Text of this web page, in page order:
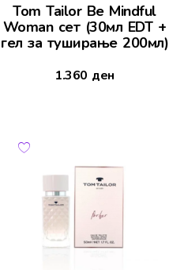
Tom Tailor Be Mindful
Woman сет (30мл EDT +
гел за туширање 200мл)
1.360 ден